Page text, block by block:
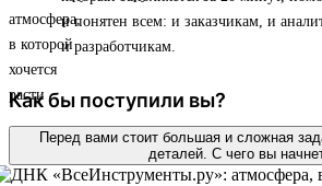
и понятен всем: и заказчикам, и
и разработчикам.
Как бы поступили вы?
Перед вами стоит большая и сложная
деталей. С чего вы